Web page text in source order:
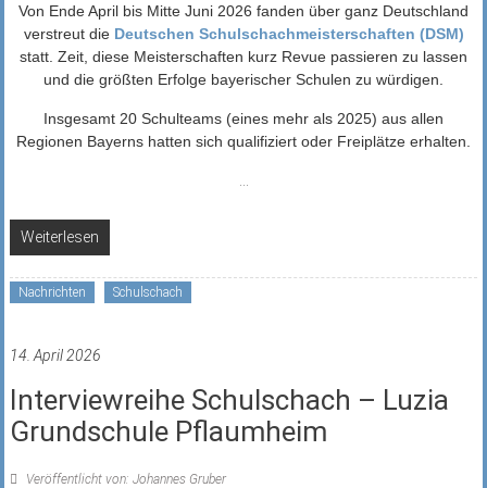
Von Ende April bis Mitte Juni 2026 fanden über ganz Deutschland
verstreut die Deutschen Schulschachmeisterschaften (DSM)
statt. Zeit, diese Meisterschaften kurz Revue passieren zu lassen
und die größten Erfolge bayerischer Schulen zu würdigen.
Insgesamt 20 Schulteams (eines mehr als 2025) aus allen
Regionen Bayerns hatten sich qualifiziert oder Freiplätze erhalten.
Weiterlesen
Nachrichten Schulschach
14. April 2026
Interviewreihe Schulschach – Luzia
Grundschule Pflaumheim
Veröffentlicht von: Johannes Gruber